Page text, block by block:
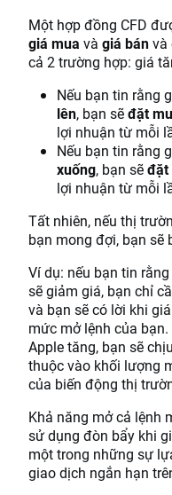
Một hợp đồng CFD
giá mua và giá bánvà
cả 2 trường hợp: giá
Nếu bạn tin rằng
lên, bạn sẽđặt
lợi nhuận từ mỗi
Nếu bạn tin rằng
xuống, bạn sẽđặt
lợi nhuận từ mỗi
Tất nhiên, nếu thị
bạn mong đợi, bạn sẽ
Ví dụ: nếu bạn tin
sẽ giảm giá, bạn chỉ
và bạn sẽ có lời khi
mức mở lệnh của
Apple tăng, bạn sẽ
thuộc vào khối lượng
của biến động thị
Khả năng mở cả lệnh
sử dụng đòn bẩy khi
một trong những sự
giao dịch ngắn hạn